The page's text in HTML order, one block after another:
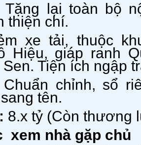
Tặng lại toàn bộ
thiện chí.
xe tải, thuộc
Hiệu, giáp ranh
Tiện ích ngập
Chuẩn chỉnh, sổ
tên.
8.x tỷ (Còn thương
xem nhà gặp chủ